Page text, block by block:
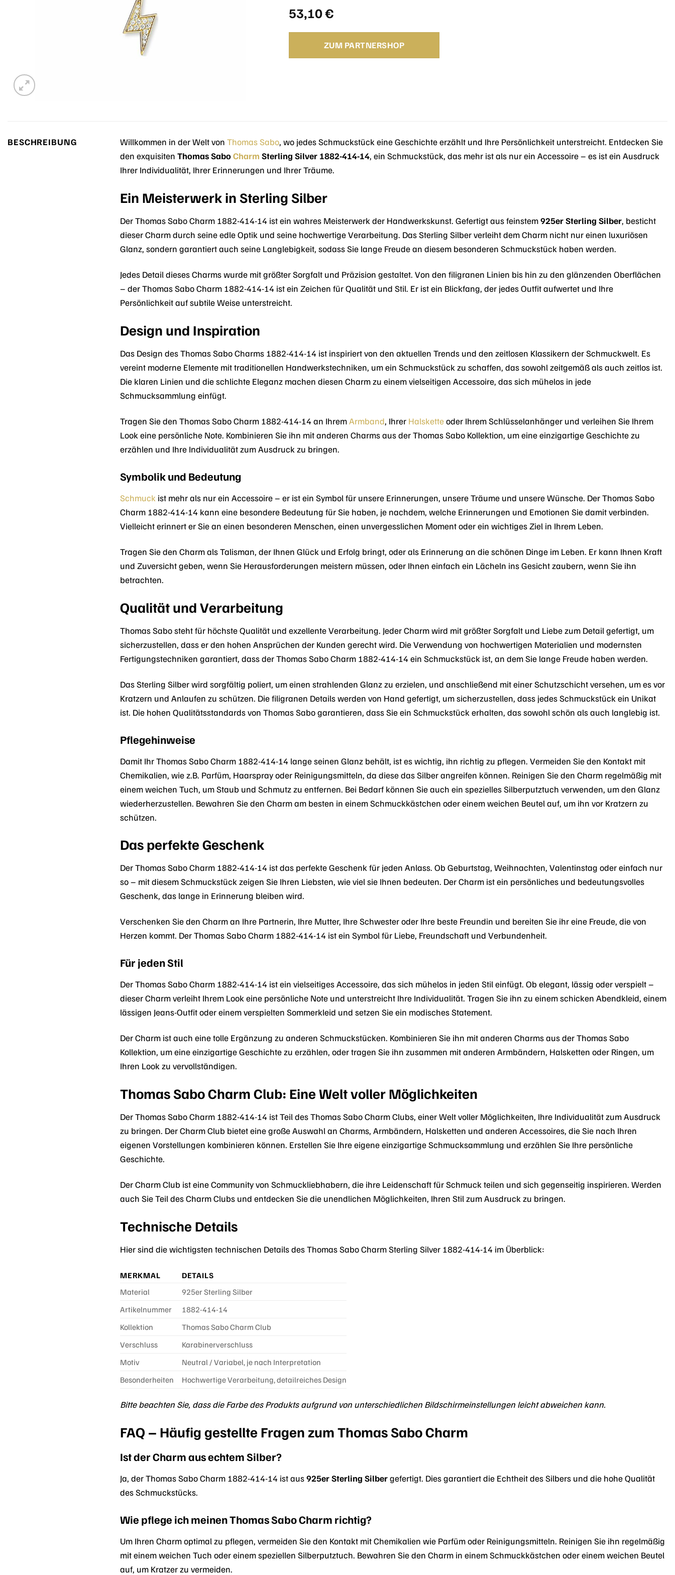
53,10€
ZUM PARTNERSHOP
BESCHREIBUNG Willkommen in der Welt von Thomas Sabo, wo jedes Schmuckstück eine Geschichte erzählt und Ihre Persönlichkeit unterstreicht. Entdecken Sie
den exquisiten Thomas SaboCharm Sterling Silver 1882-414-14, ein Schmuckstück, das mehr ist als nur ein Accessoire – es ist ein Ausdruck
Ihrer Individualität, Ihrer Erinnerungen und Ihrer Träume.
Ein Meisterwerk in Sterling Silber
Der Thomas Sabo Charm 1882-414-14 ist ein wahres Meisterwerk der Handwerkskunst. Gefertigt aus feinstem925er Sterling Silber, besticht
dieser Charm durch seine edle Optik und seine hochwertige Verarbeitung. Das Sterling Silber verleiht dem Charm nicht nur einen luxuriösen
Glanz, sondern garantiert auch seine Langlebigkeit, sodass Sie lange Freude an diesem besonderen Schmuckstück haben werden.
Jedes Detail dieses Charms wurde mit größter Sorgfalt und Präzision gestaltet. Von den filigranen Linien bis hin zu den glänzenden Oberflächen
– der Thomas Sabo Charm 1882-414-14 ist ein Zeichen für Qualität und Stil. Er ist ein Blickfang, der jedes Outfit aufwertet und Ihre
Persönlichkeit auf subtile Weise unterstreicht.
Design und Inspiration
Das Design des Thomas Sabo Charms 1882-414-14 ist inspiriert von den aktuellen Trends und den zeitlosen Klassikern der Schmuckwelt. Es
vereint moderne Elemente mit traditionellen Handwerkstechniken, um ein Schmuckstück zu schaffen, das sowohl zeitgemäß als auch zeitlos ist.
Die klaren Linien und die schlichte Eleganz machen diesen Charm zu einem vielseitigen Accessoire, das sich mühelos in jede
Schmucksammlung einfügt.
Tragen Sie den Thomas Sabo Charm 1882-414-14 an IhremArmband, Ihrer Halsketteoder Ihrem Schlüsselanhänger und verleihen Sie Ihrem
Look eine persönliche Note. Kombinieren Sie ihn mit anderen Charms aus der Thomas Sabo Kollektion, um eine einzigartige Geschichte zu
erzählen und Ihre Individualität zum Ausdruck zu bringen.
Symbolik und Bedeutung
Schmuck ist mehr als nur ein Accessoire – er ist ein Symbol für unsere Erinnerungen, unsere Träume und unsere Wünsche. Der Thomas Sabo
Charm 1882-414-14 kann eine besondere Bedeutung für Sie haben, je nachdem, welche Erinnerungen und Emotionen Sie damit verbinden.
Vielleicht erinnert er Sie an einen besonderen Menschen, einen unvergesslichen Moment oder ein wichtiges Ziel in Ihrem Leben.
Tragen Sie den Charm als Talisman, der Ihnen Glück und Erfolg bringt, oder als Erinnerung an die schönen Dinge im Leben. Er kann Ihnen Kraft
und Zuversicht geben, wenn Sie Herausforderungen meistern müssen, oder Ihnen einfach ein Lächeln ins Gesicht zaubern, wenn Sie ihn
betrachten.
Qualität und Verarbeitung
Thomas Sabo steht für höchste Qualität und exzellente Verarbeitung. Jeder Charm wird mit größter Sorgfalt und Liebe zum Detail gefertigt, um
sicherzustellen, dass er den hohen Ansprüchen der Kunden gerecht wird. Die Verwendung von hochwertigen Materialien und modernsten
Fertigungstechniken garantiert, dass der Thomas Sabo Charm 1882-414-14 ein Schmuckstück ist, an dem Sie lange Freude haben werden.
Das Sterling Silber wird sorgfältig poliert, um einen strahlenden Glanz zu erzielen, und anschließend mit einer Schutzschicht versehen, um es vor
Kratzern und Anlaufen zu schützen. Die filigranen Details werden von Hand gefertigt, um sicherzustellen, dass jedes Schmuckstück ein Unikat
ist. Die hohen Qualitätsstandards von Thomas Sabo garantieren, dass Sie ein Schmuckstück erhalten, das sowohl schön als auch langlebig ist.
Pflegehinweise
Damit Ihr Thomas Sabo Charm 1882-414-14 lange seinen Glanz behält, ist es wichtig, ihn richtig zu pflegen. Vermeiden Sie den Kontakt mit
Chemikalien, wie z.B. Parfüm, Haarspray oder Reinigungsmitteln, da diese das Silber angreifen können. Reinigen Sie den Charm regelmäßig mit
einem weichen Tuch, um Staub und Schmutz zu entfernen. Bei Bedarf können Sie auch ein spezielles Silberputztuch verwenden, um den Glanz
wiederherzustellen. Bewahren Sie den Charm am besten in einem Schmuckkästchen oder einem weichen Beutel auf, um ihn vor Kratzern zu
schützen.
Das perfekte Geschenk
Der Thomas Sabo Charm 1882-414-14 ist das perfekte Geschenk für jeden Anlass. Ob Geburtstag, Weihnachten, Valentinstag oder einfach nur
so – mit diesem Schmuckstück zeigen Sie Ihren Liebsten, wie viel sie Ihnen bedeuten. Der Charm ist ein persönliches und bedeutungsvolles
Geschenk, das lange in Erinnerung bleiben wird.
Verschenken Sie den Charm an Ihre Partnerin, Ihre Mutter, Ihre Schwester oder Ihre beste Freundin und bereiten Sie ihr eine Freude, die von
Herzen kommt. Der Thomas Sabo Charm 1882-414-14 ist ein Symbol für Liebe, Freundschaft und Verbundenheit.
Für jeden Stil
Der Thomas Sabo Charm 1882-414-14 ist ein vielseitiges Accessoire, das sich mühelos in jeden Stil einfügt. Ob elegant, lässig oder verspielt –
dieser Charm verleiht Ihrem Look eine persönliche Note und unterstreicht Ihre Individualität. Tragen Sie ihn zu einem schicken Abendkleid, einem
lässigen Jeans-Outfit oder einem verspielten Sommerkleid und setzen Sie ein modisches Statement.
Der Charm ist auch eine tolle Ergänzung zu anderen Schmuckstücken. Kombinieren Sie ihn mit anderen Charms aus der Thomas Sabo
Kollektion, um eine einzigartige Geschichte zu erzählen, oder tragen Sie ihn zusammen mit anderen Armbändern, Halsketten oder Ringen, um
Ihren Look zu vervollständigen.
Thomas Sabo Charm Club: Eine Welt voller Möglichkeiten
Der Thomas Sabo Charm 1882-414-14 ist Teil des Thomas Sabo Charm Clubs, einer Welt voller Möglichkeiten, Ihre Individualität zum Ausdruck
zu bringen. Der Charm Club bietet eine große Auswahl an Charms, Armbändern, Halsketten und anderen Accessoires, die Sie nach Ihren
eigenen Vorstellungen kombinieren können. Erstellen Sie Ihre eigene einzigartige Schmucksammlung und erzählen Sie Ihre persönliche
Geschichte.
Der Charm Club ist eine Community von Schmuckliebhabern, die ihre Leidenschaft für Schmuck teilen und sich gegenseitig inspirieren. Werden
auch Sie Teil des Charm Clubs und entdecken Sie die unendlichen Möglichkeiten, Ihren Stil zum Ausdruck zu bringen.
Technische Details
Hier sind die wichtigsten technischen Details des Thomas Sabo Charm Sterling Silver 1882-414-14 im Überblick:
MERKMAL
DETAILS
Material
925er Sterling Silber
Artikelnummer
1882-414-14
Kollektion
Thomas Sabo Charm Club
Verschluss
Karabinerverschluss
Motiv
Neutral / Variabel, je nach Interpretation
Besonderheiten
Hochwertige Verarbeitung, detailreiches Design
Bitte beachten Sie, dass die Farbe des Produkts aufgrund von unterschiedlichen Bildschirmeinstellungen leicht abweichen kann.
FAQ – Häufig gestellte Fragen zum Thomas Sabo Charm
Ist der Charm aus echtem Silber?
Ja, der Thomas Sabo Charm 1882-414-14 ist aus925er Sterling Silbergefertigt. Dies garantiert die Echtheit des Silbers und die hohe Qualität
des Schmuckstücks.
Wie pflege ich meinen Thomas Sabo Charm richtig?
Um Ihren Charm optimal zu pflegen, vermeiden Sie den Kontakt mit Chemikalien wie Parfüm oder Reinigungsmitteln. Reinigen Sie ihn regelmäßig
mit einem weichen Tuch oder einem speziellen Silberputztuch. Bewahren Sie den Charm in einem Schmuckkästchen oder einem weichen Beutel
auf, um Kratzer zu vermeiden.